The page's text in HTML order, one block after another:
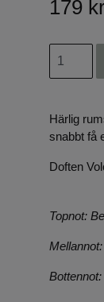
179
Härlig
snabbt få
Doften
Topnot: